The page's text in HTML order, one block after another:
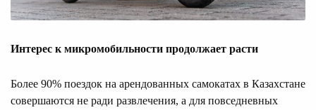
Интерес к микромобильности продолжает расти
Более 90% поездок на арендованных самокатах в Казахстане
совершаются не ради развлечения, а для повседневных